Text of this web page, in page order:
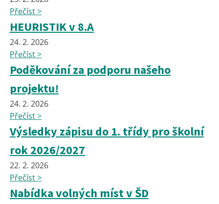
Přečíst >
HEURISTIK v 8.A
24. 2. 2026
Přečíst >
Poděkování za podporu našeho
projektu!
24. 2. 2026
Přečíst >
Výsledky zápisu do 1. třídy pro školní
rok 2026/2027
22. 2. 2026
Přečíst >
Nabídka volných míst v ŠD